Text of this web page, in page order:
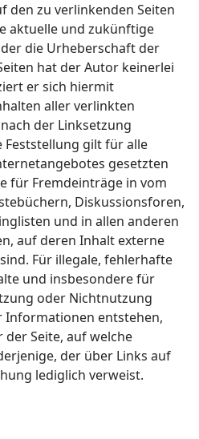
den zu verlinkenden Seiten
aktuelle und zukünftige
die Urheberschaft der
hat der Autor keinerlei
er sich hiermit
aller verlinkten
der Linksetzung
gilt für alle
gesetzten
für Fremdeinträge in vom
Diskussionsforen,
und in allen anderen
auf deren Inhalt externe
Für illegale, fehlerhafte
und insbesondere für
oder Nichtnutzung
entstehen,
Seite, auf welche
der über Links auf
lediglich verweist.